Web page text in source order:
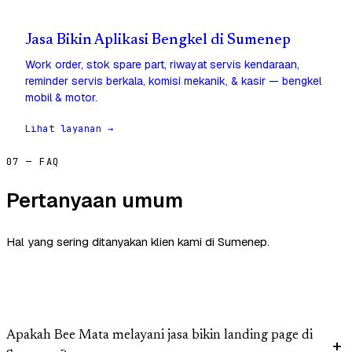
Jasa Bikin Aplikasi Bengkel di Sumenep
Work order, stok spare part, riwayat servis kendaraan,
reminder servis berkala, komisi mekanik, & kasir — bengkel
mobil & motor.
Lihat layanan →
07 — FAQ
Pertanyaan umum
Hal yang sering ditanyakan klien kami di Sumenep.
Apakah Bee Mata melayani jasa bikin landing page di